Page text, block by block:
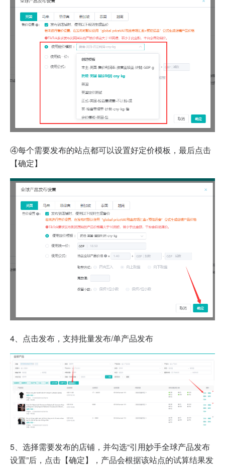
④每个需要发布的站点都可以设置好定价模板，最后点击
【确定】
4、点击发布，支持批量发布/单产品发布
5、选择需要发布的店铺，并勾选“引用妙手全球产品发布
设置”后，点击【确定】，产品会根据该站点的试算结果发